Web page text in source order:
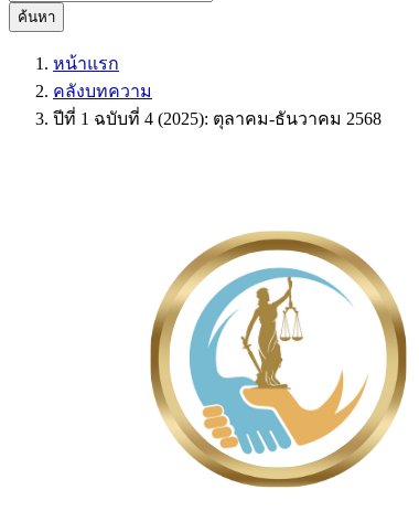
ค้นหา
หน้าแรก
คลังบทความ
ปีที่ 1 ฉบับที่ 4 (2025): ตุลาคม-ธันวาคม 2568